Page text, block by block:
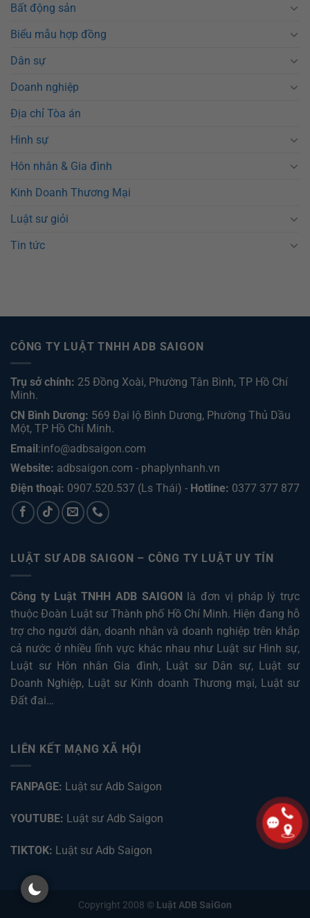
Bất động sản
Biểu mẫu hợp đồng
Dân sự
Doanh nghiệp
Địa chỉ Tòa án
Hình sự
Hôn nhân & Gia đình
Kinh Doanh Thương Mại
Luật sư giỏi
Tin tức
CÔNG TY LUẬT TNHH ADB SAIGON
Trụ sở chính: 25 Đồng Xoài, Phường Tân Bình, TP Hồ Chí
Minh.
CN Bình Dương: 569 Đại lộ Bình Dương, Phường Thủ Dầu
Một, TP Hồ Chí Minh.
Email:info@adbsaigon.com
Website: adbsaigon.com - phaplynhanh.vn
Điện thoại: 0907.520.537 (Ls Thái) - Hotline: 0377 377 877
LUẬT SƯ ADB SAIGON – CÔNG TY LUẬT UY TÍN
Công ty Luật TNHH ADB SAIGONlà đơn vị pháp lý trực
thuộc Đoàn Luật sư Thành phố Hồ Chí Minh. Hiện đang hỗ
trợ cho người dân, doanh nhân và doanh nghiệp trên khắp
cả nước ở nhiều lĩnh vực khác nhau như Luật sư Hình sự,
Luật sư Hôn nhân Gia đình, Luật sư Dân sự, Luật sư
Doanh Nghiệp, Luật sư Kinh doanh Thương mại, Luật sư
Đất đai…
LIÊN KẾT MẠNG XÃ HỘI
FANPAGE: Luật sư Adb Saigon
YOUTUBE: Luật sư Adb Saigon
TIKTOK: Luật sư Adb Saigon
Copyright 2008 © Luật ADB SaiGon